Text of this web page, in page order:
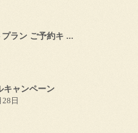
ラン ご予約キ ...
キャンペーン
日